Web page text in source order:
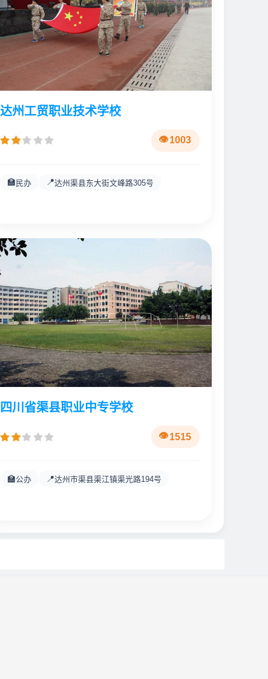
达州工贸职业技术学校
1003
🏫 民办 📍达州渠县东大街文峰路305号
四川省渠县职业中专学校
1515
🏫公办 📍达州市渠县渠江镇渠光路194号